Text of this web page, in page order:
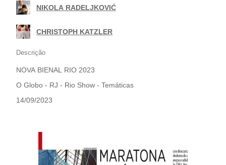
| NIKOLA RADELJKOVIĆ
| CHRISTOPH KATZLER
Descrição
NOVA BIENAL RIO 2023
O Globo - RJ - Rio Show - Temáticas
14/09/2023